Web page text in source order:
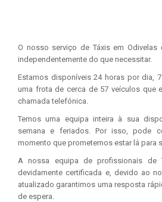
O nosso serviço de Táxis em Odivelas
independentemente do que necessitar.
Estamos disponíveis 24 horas por dia,
uma frota de cerca de 57 veículos que
chamada telefónica.
Temos uma equipa inteira à sua
semana e feriados. Por isso, pode
momento que prometemos estar lá para
A nossa equipa de profissionais de
devidamente certificada e, devido ao
atualizado garantimos uma resposta
de espera.